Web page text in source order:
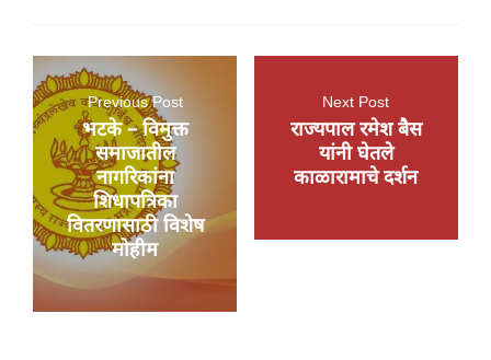
Previous Post
भटके – विमुक्त
समाजातील
नागरिकांना
शिधापत्रिका
वितरणासाठी विशेष
मोहीम
Next Post
राज्यपाल रमेश बैस
यांनी घेतले
काळारामाचे दर्शन